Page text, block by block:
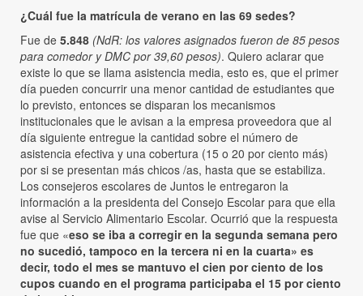
¿Cuál fue la matrícula de verano en las 69 sedes?
Fue de 5.848 (NdR: los valores asignados fueron de 85 pesos
para comedor y DMC por 39,60 pesos). Quiero aclarar que
existe lo que se llama asistencia media, esto es, que el primer
día pueden concurrir una menor cantidad de estudiantes que
lo previsto, entonces se disparan los mecanismos
institucionales que le avisan a la empresa proveedora que al
día siguiente entregue la cantidad sobre el número de
asistencia efectiva y una cobertura (15 o 20 por ciento más)
por si se presentan más chicos /as, hasta que se estabiliza.
Los consejeros escolares de Juntos le entregaron la
información a la presidenta del Consejo Escolar para que ella
avise al Servicio Alimentario Escolar. Ocurrió que la respuesta
fue que «eso se iba a corregir en la segunda semana pero
no sucedió, tampoco en la tercera ni en la cuarta» es
decir, todo el mes se mantuvo el cien por ciento de los
cupos cuando en el programa participaba el 15 por ciento